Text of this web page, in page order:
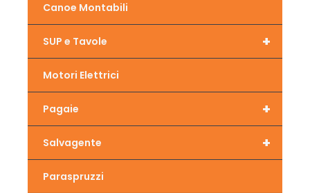
Canoe Montabili
+
SUP e Tavole
Motori Elettrici
+
Pagaie
+
Salvagente
Paraspruzzi